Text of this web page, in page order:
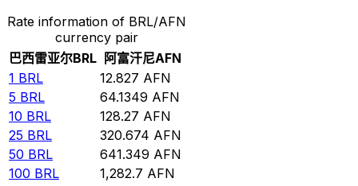
Rate information of BRL/AFN
currency pair
巴西雷亚尔BRL 阿富汗尼AFN
1 BRL 12.827 AFN
5 BRL 64.1349 AFN
10 BRL 128.27 AFN
25 BRL 320.674 AFN
50 BRL 641.349 AFN
100 BRL 1,282.7 AFN